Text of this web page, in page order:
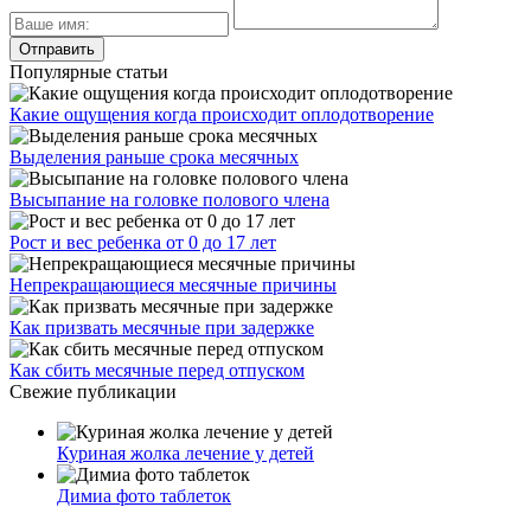
Популярные статьи
Какие ощущения когда происходит оплодотворение
Выделения раньше срока месячных
Высыпание на головке полового члена
Рост и вес ребенка от 0 до 17 лет
Непрекращающиеся месячные причины
Как призвать месячные при задержке
Как сбить месячные перед отпуском
Свежие публикации
Куриная жолка лечение у детей
Димиа фото таблеток